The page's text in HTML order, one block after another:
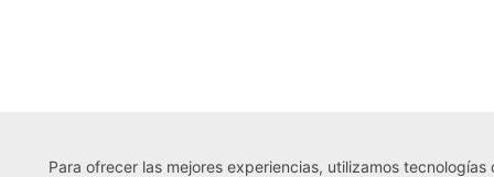
Para ofrecer las mejores experiencias, utilizamos